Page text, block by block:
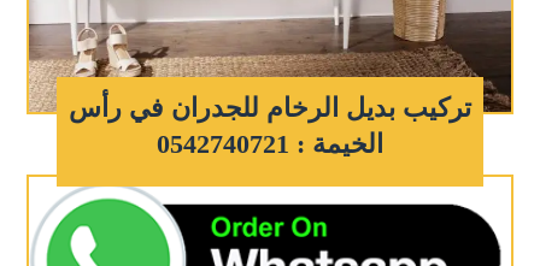
تركيب بديل الرخام للجدران في رأس
الخيمة : 0542740721